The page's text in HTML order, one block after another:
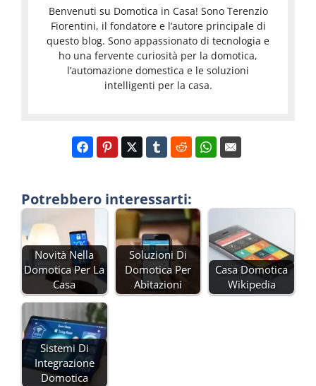
Benvenuti su Domotica in Casa! Sono Terenzio
Fiorentini, il fondatore e l’autore principale di
questo blog. Sono appassionato di tecnologia e
ho una fervente curiosità per la domotica,
l’automazione domestica e le soluzioni
intelligenti per la casa.
Potrebbero interessarti:
Novità Nella
Domotica Per La
Casa
Soluzioni Di
Domotica Per
Abitazioni
Casa Domotica
Wikipedia
Sistemi Di
Integrazione
Domotica